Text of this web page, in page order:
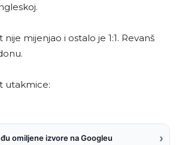
mijenjao i ostalo je 1:1. Revanš
utakmice:
omiljene izvore na Googleu ›